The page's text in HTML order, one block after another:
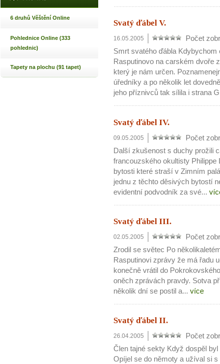
6 druhů Věštění Online
Pohlednice Online (333
pohlednic)
Tapety na plochu (91 tapet)
Svatý ďábel V.
16.05.2005
Počet
Smrt svatého ďábla
Rasputinovo na carském dvoře
který je nám určen.
úředníky a po několik let
jeho příznivců tak sílila i strana
Svatý ďábel IV.
09.05.2005
Počet
Další zkušenost s duchy prožili
francouzského okultisty Philippe
bytosti které straší v Zimním
jednu z těchto děsivých bytostí
evidentní podvodník za své...
Svatý ďábel III.
02.05.2005
Počet
Zrodil se světec Po
Rasputinovi zprávy že má řadu
konečně vrátil do
oněch zprávách pravdy. Sotva
několik dní se postil a... více
Svatý ďábel II.
26.04.2005
Počet
Člen tajné sekty Když dospěl
Opíjel se do němoty a užíval si